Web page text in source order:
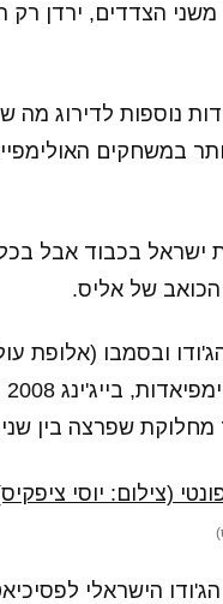
הצדדים, ירדן רק
נוחה יותר במשחקים
ישראל בכבוד אבל
הכואב של אליס.
ובסמבו (אלופת
שפרצה בין
הישראלי